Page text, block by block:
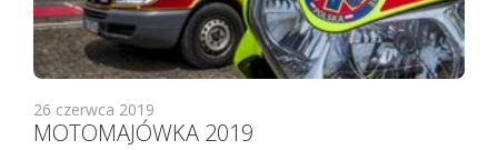
26 czerwca 2019
MOTOMAJÓWKA 2019